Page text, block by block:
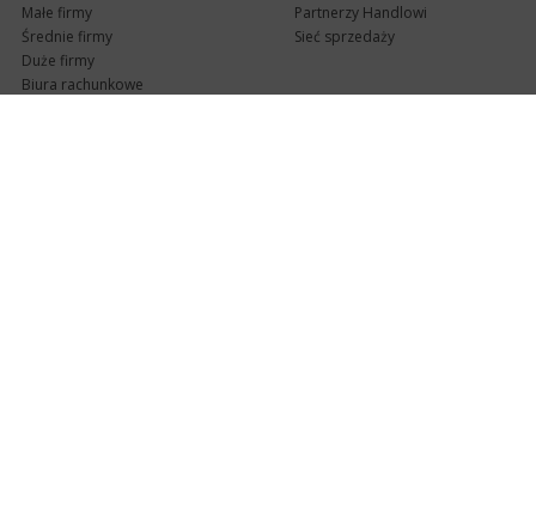
Małe firmy
Średnie firmy
Duże firmy
Biura rachunkowe
Partnerzy Handlowi
Sieć sprzedaży